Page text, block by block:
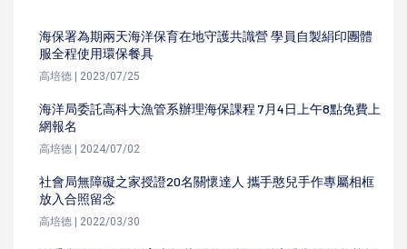
海保署為期兩天海洋保育在地守護共識營 學員自製絹印團體
服全程使用環保餐具
高培德 | 2023/07/25
海洋局委託高科大漁管系辦理海保課程 7月4日上午8點免費上
網報名
高培德 | 2024/07/02
社會局無障礙之家授證20名關懷達人 攜手憨兒手作專屬相框
放入合照留念
高培德 | 2022/03/30